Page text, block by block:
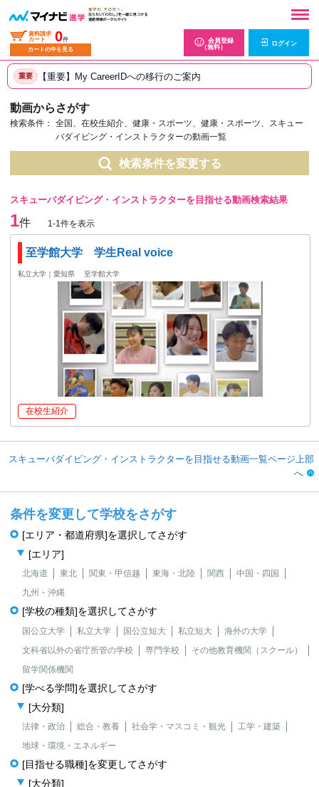
資料請求
カート
0件
カートの中を見る
会員登録
（無料）
ログイン
重要 【重要】My CareerIDへの移行のご案内
動画からさがす
検索条件：
全国、在校生紹介、健康・スポーツ、健康・スポーツ、スキュー
バダイビング・インストラクターの動画一覧
検索条件を変更する
スキューバダイビング・インストラクターを目指せる動画検索結果
1件 1-1件を表示
至学館大学 学生Real voice
私立大学｜愛知県 至学館大学
在校生紹介
スキューバダイビング・インストラクターを目指せる動画一覧ページ上部
へ
条件を変更して学校をさがす
[エリア・都道府県]を選択してさがす
[エリア]
北海道 東北 関東・甲信越 東海・北陸 関西
中国・四国
九州・沖縄
[学校の種類]を選択してさがす
国公立大学 私立大学 国公立短大 私立短大
海外の大学
文科省以外の省庁所管の学校
専門学校
その他教育機関（スクール）
留学関係機関
[学べる学問]を選択してさがす
[大分類]
法律・政治 総合・教養 社会学・マスコミ・観光
工学・建築
地球・環境・エネルギー
[目指せる職種]を変更してさがす
[大分類]